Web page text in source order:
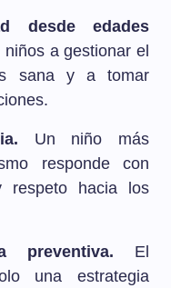
desde edades
a gestionar el
sana y a tomar
Un niño más
responde con
respeto hacia los
preventiva. El
una estrategia